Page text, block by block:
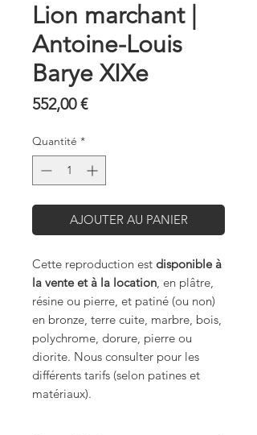
Lion marchant |
Antoine-Louis
Barye XIXe
552,00 €Prix
Quantité *
AJOUTER AU PANIER
Cette reproduction est disponible à
la vente et à la location, en plâtre,
résine ou pierre, et patiné (ou non)
en bronze, terre cuite, marbre, bois,
polychrome, dorure, pierre ou
diorite. Nous consulter pour les
différents tarifs (selon patines et
matériaux).